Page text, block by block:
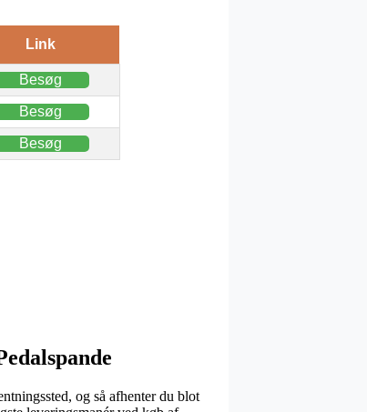
Link
Besøg
Besøg
Besøg
og så afhenter du blot